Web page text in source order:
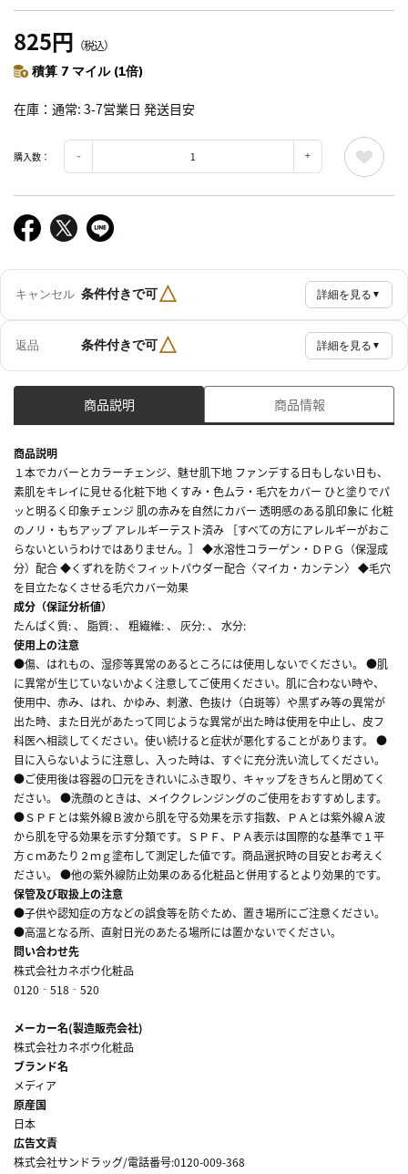
825円 （税込）
積算 7 マイル (1倍)
在庫 通常: 3-7営業日 発送目安
購入数：
キャンセル 条件付きで可△ 詳細を見る ▼
返品 条件付きで可△ 詳細を見る ▼
商品説明 商品情報
商品説明
１本でカバーとカラーチェンジ、魅せ肌下地 ファンデする日もしない日も、
素肌をキレイに見せる化粧下地 くすみ・色ムラ・毛穴をカバー ひと塗りでパ
ッと明るく印象チェンジ 肌の赤みを自然にカバー 透明感のある肌印象に 化粧
のノリ・もちアップ アレルギーテスト済み ［すべての方にアレルギーがおこ
らないというわけではありません。］ ◆水溶性コラーゲン・ＤＰＧ（保湿成
分）配合 ◆くずれを防ぐフィットパウダー配合〈マイカ・カンテン〉 ◆毛穴
を目立たなくさせる毛穴カバー効果
成分（保証分析値）
たんぱく質: 、 脂質: 、 粗繊維: 、 灰分: 、 水分:
使用上の注意
●傷、はれもの、湿疹等異常のあるところには使用しないでください。 ●肌
に異常が生じていないかよく注意してご使用ください。肌に合わない時や、
使用中、赤み、はれ、かゆみ、刺激、色抜け（白斑等）や黒ずみ等の異常が
出た時、また日光があたって同じような異常が出た時は使用を中止し、皮フ
科医へ相談してください。使い続けると症状が悪化することがあります。 ●
目に入らないように注意し、入った時は、すぐに充分洗い流してください。
●ご使用後は容器の口元をきれいにふき取り、キャップをきちんと閉めてく
ださい。 ●洗顔のときは、メイククレンジングのご使用をおすすめします。
●ＳＰＦとは紫外線Ｂ波から肌を守る効果を示す指数、ＰＡとは紫外線Ａ波
から肌を守る効果を示す分類です。ＳＰＦ、ＰＡ表示は国際的な基準で１平
方ｃｍあたり２ｍｇ塗布して測定した値です。商品選択時の目安とお考えく
ださい。 ●他の紫外線防止効果のある化粧品と併用するとより効果的です。
保管及び取扱上の注意
●子供や認知症の方などの誤食等を防ぐため、置き場所にご注意ください。
●高温となる所、直射日光のあたる場所には置かないでください。
問い合わせ先
株式会社カネボウ化粧品
0120‐518‐520
メーカー名(製造販売会社)
株式会社カネボウ化粧品
ブランド名
メディア
原産国
日本
広告文責
株式会社サンドラッグ/電話番号:0120-009-368